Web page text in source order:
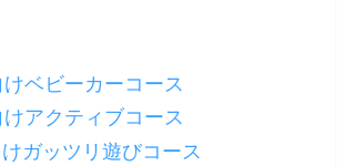
ベビーカーコース
アクティブコース
ガッツリ遊びコース